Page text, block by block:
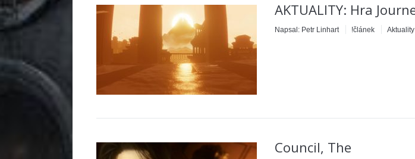
AKTUALITY: Hra
Napsal: Petr Linhart !článek Aktuality
Council, The